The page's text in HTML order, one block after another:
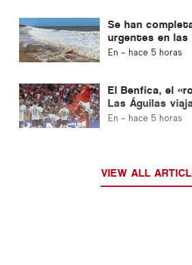
Se han
urgentes en las
portuguesas
En - hace 5 horas
El Benfica, el
Las Águilas
con un pie ya
En - hace 5 horas
VIEW ALL